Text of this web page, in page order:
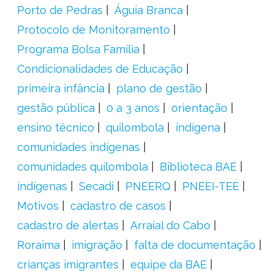
Porto de Pedras
Águia Branca
Protocolo de Monitoramento
Programa Bolsa Família
Condicionalidades de Educação
primeira infância
plano de gestão
gestão pública
0 a 3 anos
orientação
ensino técnico
quilombola
indígena
comunidades indígenas
comunidades quilombola
Biblioteca BAE
indígenas
Secadi PNEERQ
PNEEI-TEE
Motivos
cadastro de casos
cadastro de alertas
Arraial do Cabo
Roraima
imigração
falta de documentação
crianças imigrantes
equipe da BAE